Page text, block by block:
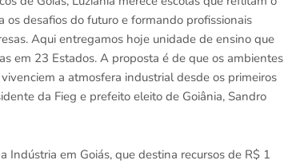
os desafios do futuro e formando profissionais
Aqui entregamos hoje unidade de ensino que
em 23 Estados. A proposta é de que os ambientes
a atmosfera industrial desde os primeiros
da Fieg e prefeito eleito de Goiânia, Sandro
em Goiás, que destina recursos de R$ 1